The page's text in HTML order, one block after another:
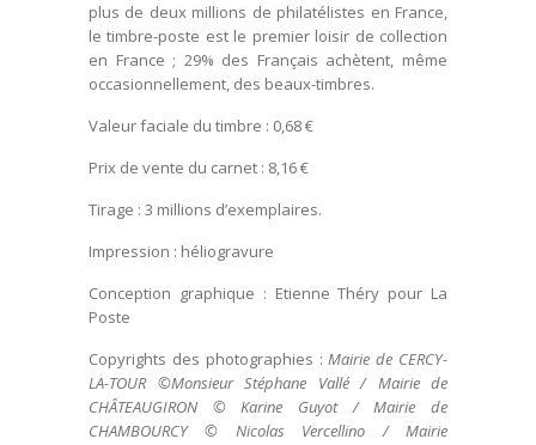
plus de deux millions de philatélistes en France,
le timbre-poste est le premier loisir de collection
en France ; 29% des Français achètent, même
occasionnellement, des beaux-timbres.
Valeur faciale du timbre : 0,68 €
Prix de vente du carnet : 8,16 €
Tirage : 3 millions d’exemplaires.
Impression : héliogravure
Conception graphique : Etienne Théry pour La
Poste
Copyrights des photographies : Mairie de CERCY-
LA-TOUR ©Monsieur Stéphane Vallé / Mairie de
CHÂTEAUGIRON © Karine Guyot / Mairie de
CHAMBOURCY © Nicolas Vercellino / Mairie